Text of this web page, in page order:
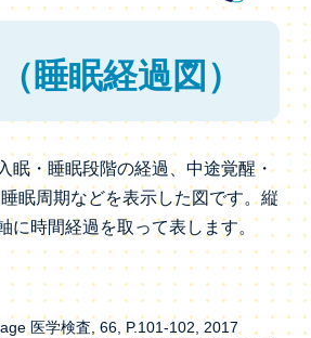
睡眠経過図）
眠・睡眠段階の経過、中途覚醒・
眠周期などを表示した図です。縦
に時間経過を取って表します。
医学検査, 66, P.101-102, 2017